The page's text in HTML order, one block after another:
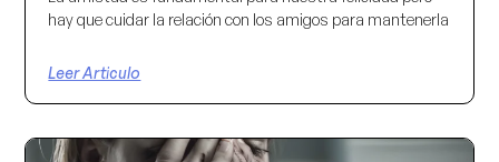
hay que cuidar la relación con los amigos para mantenerla
Leer Articulo